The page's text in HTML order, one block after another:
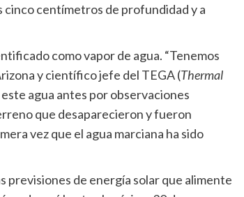
centímetros de profundidad y a
como vapor de agua. “Tenemos
y científico jefe del TEGA (Thermal
agua antes por observaciones
que desaparecieron y fueron
vez que el agua marciana ha sido
previsiones de energía solar que alimente